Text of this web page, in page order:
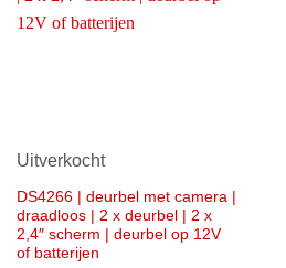
Uitverkocht
DS4266 | deurbel met camera |
draadloos | 2 x deurbel | 2 x
2,4″ scherm | deurbel op 12V
of batterijen